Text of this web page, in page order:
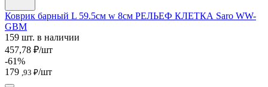
Коврик барный L 59.5см w 8см РЕЛЬЕФ КЛЕТКА Saro WW-
GBM
159 шт. в наличии
457,78 ₽/шт
-61%
179 ,93 ₽/шт